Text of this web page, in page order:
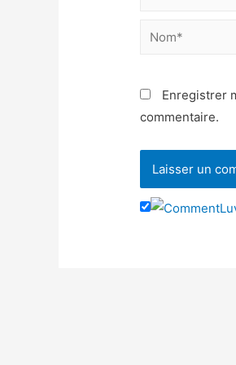
Enregistrer
commentaire.